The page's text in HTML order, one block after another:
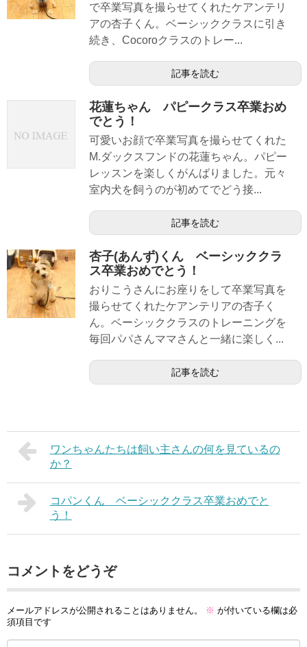
で卒業写真を撮らせてくれたケアンテリ
アの杏子くん。ベーシッククラスに引き
続き、Cocoroクラスのトレー...
記事を読む
花蓮ちゃん パピークラス卒業おめ
でとう！
可愛いお顔で卒業写真を撮らせてくれた
M.ダックスフンドの花蓮ちゃん。パピー
レッスンを楽しくがんばりました。元々
室内犬を飼うのが初めてでどう接...
記事を読む
杏子(あんず)くん ベーシッククラ
ス卒業おめでとう！
おりこうさんにお座りをして卒業写真を
撮らせてくれたケアンテリアの杏子く
ん。ベーシッククラスのトレーニングを
毎回パパさんママさんと一緒に楽しく...
記事を読む
ワンちゃんたちは飼い主さんの何を見ているの
か？
コパンくん ベーシッククラス卒業おめでと
う！
コメントをどうぞ
メールアドレスが公開されることはありません。 ※ が付いている欄は必
須項目です